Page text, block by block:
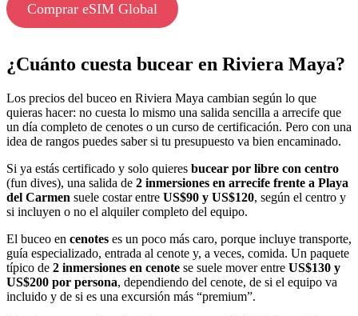
Comprar eSIM Global
¿Cuánto cuesta bucear en Riviera Maya?
Los precios del buceo en Riviera Maya cambian según lo que
quieras hacer: no cuesta lo mismo una salida sencilla a arrecife que
un día completo de cenotes o un curso de certificación. Pero con una
idea de rangos puedes saber si tu presupuesto va bien encaminado.
Si ya estás certificado y solo quieres bucear por libre con centro
(fun dives), una salida de 2 inmersiones en arrecife frente a Playa
del Carmen suele costar entre US$90 y US$120, según el centro y
si incluyen o no el alquiler completo del equipo.
El buceo en cenotes es un poco más caro, porque incluye transporte,
guía especializado, entrada al cenote y, a veces, comida. Un paquete
típico de 2 inmersiones en cenote se suele mover entre US$130 y
US$200 por persona, dependiendo del cenote, de si el equipo va
incluido y de si es una excursión más “premium”.